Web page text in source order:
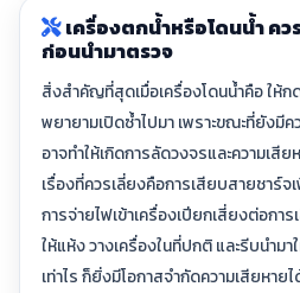
เครื่องตกน้ำหรือโดนน้ำ คว
ก่อนนำมาตรวจ
สิ่งสำคัญที่สุดเมื่อเครื่องโดนน้ำคือ ให้ก
พยายามเปิดซ้ำไปมา เพราะขณะที่ยังมี
อาจทำให้เกิดการลัดวงจรและความเสี
เรื่องที่ควรเลี่ยงคือการเสียบสายชาร์จ
การจ่ายไฟเข้าเครื่องเปียกเสี่ยงต่อกา
ให้แห้ง วางเครื่องในที่ปกติ และรีบนำม
เท่าไร ก็ยิ่งมีโอกาสจำกัดความเสียหา